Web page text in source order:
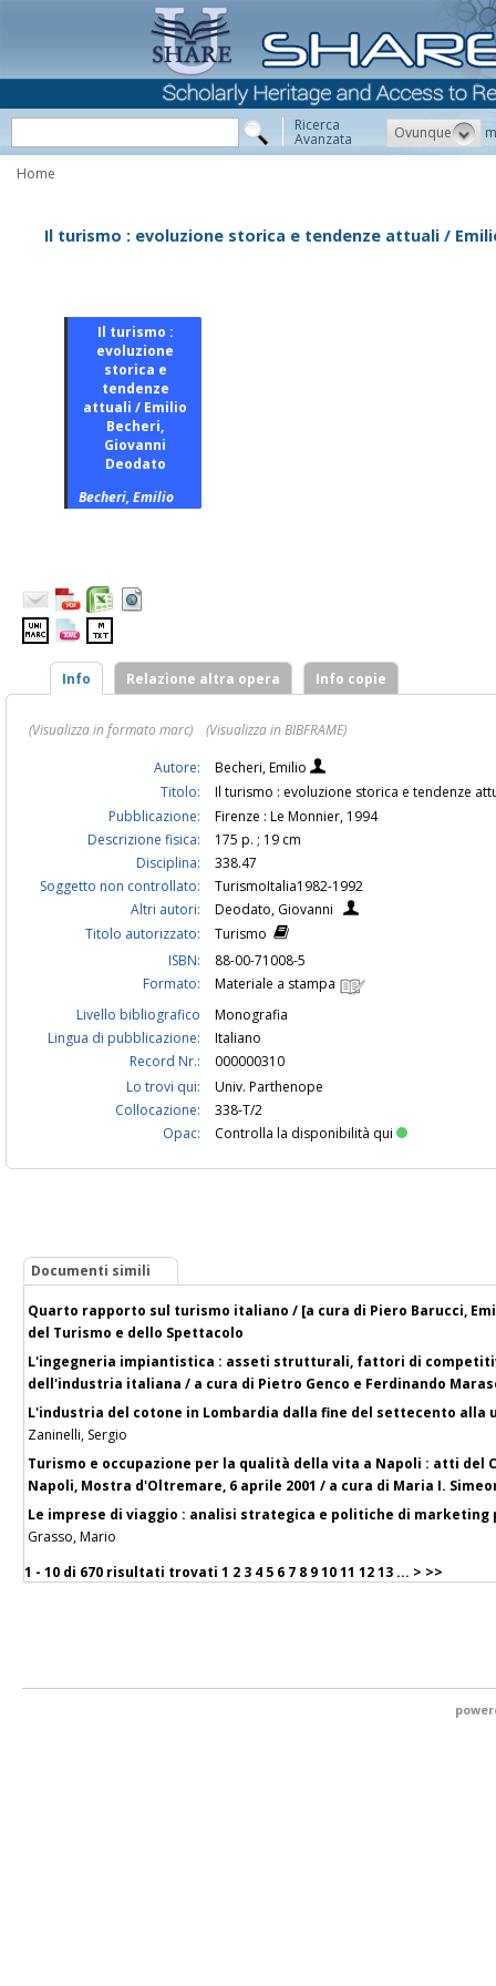
Ricerca
Avanzata Ovunque
Home
Il turismo : evoluzione storica e tendenze attuali /
Il turismo :
evoluzione
storica e
tendenze
attuali / Emilio
Becheri,
Giovanni
Deodato
Becheri, Emilio
Info Relazione altra opera Info copie
(Visualizza in formato marc)
(Visualizza in BIBFRAME)
Autore:
Becheri, Emilio
Titolo:
Il turismo : evoluzione storica e tendenze
Pubblicazione:
Firenze : Le Monnier, 1994
Descrizione fisica:
175 p. ; 19 cm
Disciplina:
338.47
Soggetto non controllato:
TurismoItalia1982-1992
Altri autori:
Deodato, Giovanni
Titolo autorizzato:
Turismo
ISBN:
88-00-71008-5
Formato:
Materiale a stampa
Livello bibliografico
Monografia
Lingua di pubblicazione:
Italiano
Record Nr.:
000000310
Lo trovi qui:
Univ. Parthenope
Collocazione:
338-T/2
Opac:
Controlla la disponibilità qui
Documenti simili
Quarto rapporto sul turismo italiano / [a cura di Piero Barucci,
del Turismo e dello Spettacolo
L'ingegneria impiantistica : asseti strutturali, fattori di
dell'industria italiana / a cura di Pietro Genco e Ferdinando
L'industria del cotone in Lombardia dalla fine del settecento alla
Zaninelli, Sergio
Turismo e occupazione per la qualità della vita a Napoli : atti del
Napoli, Mostra d'Oltremare, 6 aprile 2001 / a cura di Maria I.
Le imprese di viaggio : analisi strategica e politiche di
Grasso, Mario
1 - 10 di 670 risultati trovati 1 2 3 4 5 6 7 8 91011 1213 ... > >>